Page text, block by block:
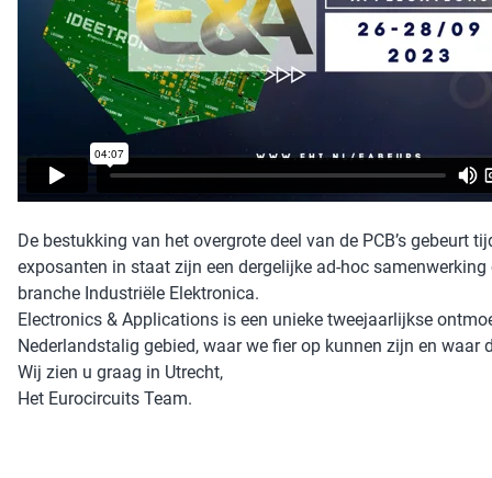
De bestukking van het overgrote deel van de PCB’s gebeurt
exposanten in staat zijn een dergelijke ad-hoc
branche Industriële Elektronica.
Electronics & Applications is een unieke tweejaarlijkse
Nederlandstalig gebied, waar we fier op kunnen zijn en waar
Wij zien u graag in Utrecht,
Het Eurocircuits Team.